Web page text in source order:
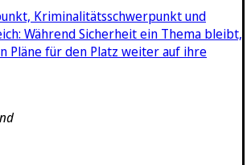
Kriminalitätsschwerpunkt und
Während Sicherheit ein Thema bleibt,
Pläne für den Platz weiter auf ihre